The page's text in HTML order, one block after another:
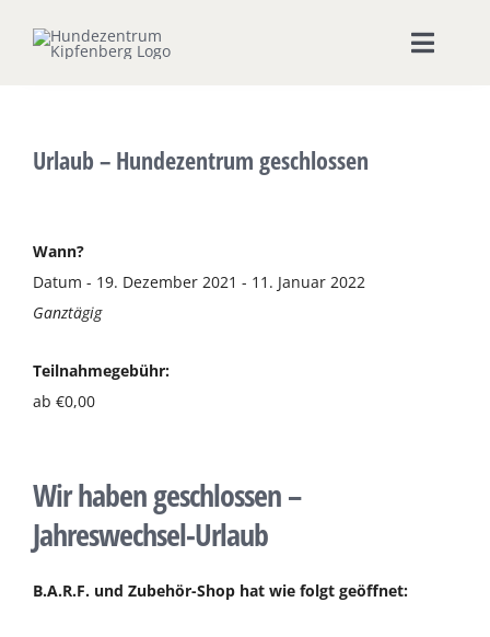
Inhalt
Toggle
Seminare & Workshops
Unsere Shops
Hundepension
Über uns
Terminkalender
Urlaub – Hundezentrum geschlossen
Wann?
Datum - 19. Dezember 2021 - 11. Januar 2022
Ganztägig
Teilnahmegebühr:
ab €0,00
Wir haben geschlossen –
Jahreswechsel-Urlaub
B.A.R.F. und Zubehör-Shop hat wie folgt geöffnet: